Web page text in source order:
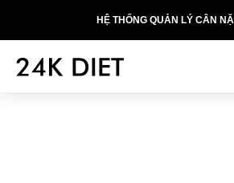
HỆ THỐNG QUẢN LÝ CÂN